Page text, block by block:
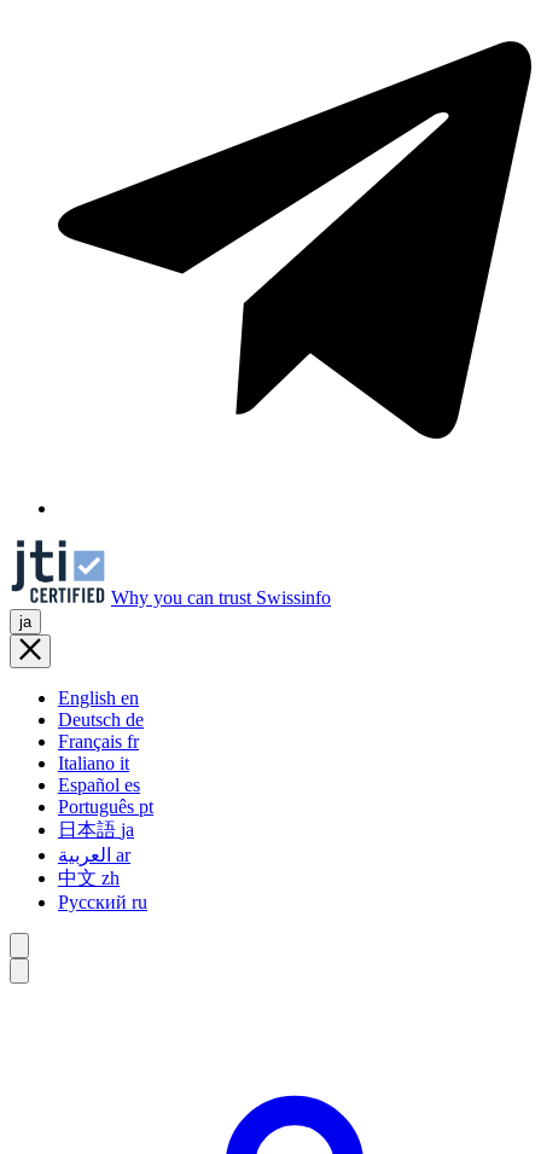
Why you can trust Swissinfo
ja
English en
Deutsch de
Français fr
Italiano it
Español es
Português pt
日本語 ja
ar
中文 zh
Русский ru